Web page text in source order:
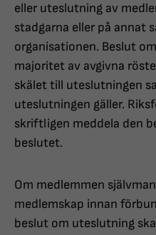
eller uteslutning av
stadgarna eller på annat
organisationen. Beslut
majoritet av avgivna
skälet till uteslutningen
uteslutningen gäller.
skriftligen meddela den
beslutet.
Om medlemmen
medlemskap innan
beslut om uteslutning